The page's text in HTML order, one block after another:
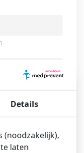
je
Details
(noodzakelijk),
laten